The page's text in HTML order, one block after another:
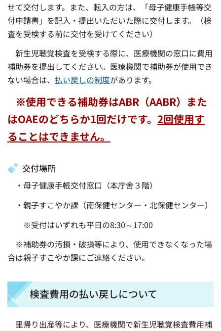
せて交付します。また、転入の方は、「母子健康手帳等交
付申請書」を記入・提出いただいた際に交付します。（検
査を受検する前に交付を受けてください）
新生児聴覚検査を受検する際に、医療機関の窓口に費用
補助券を提出してください。医療機関で補助券が使用でき
ない場合は、 払い戻しの制度があります。
※使用できる補助券はABR（AABR）また
はOAEのどちらか1回だけです。 2回使用す
ることはできません。
交付場所
・母子健康手帳交付窓口（本庁舎３階）
・親子すこやか課（南保健センター・北保健センター）
※受付はいずれも平日の8:30～17:00
※補助券の汚損・破損等により、使用できなくなった場
合は親子すこやか課にご連絡ください。
検査費用の払い戻しについて
里帰り出産等により、医療機関で新生児聴覚検査費用補